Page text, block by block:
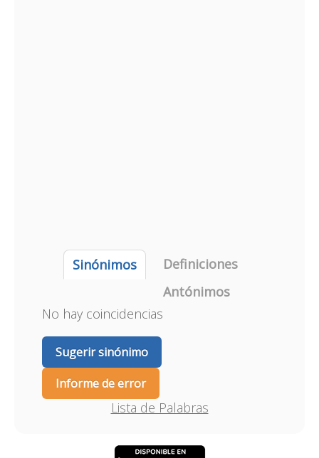
Sinónimos
Definiciones
Antónimos
No hay coincidencias
Sugerir sinónimo
Informe de error
Lista de Palabras